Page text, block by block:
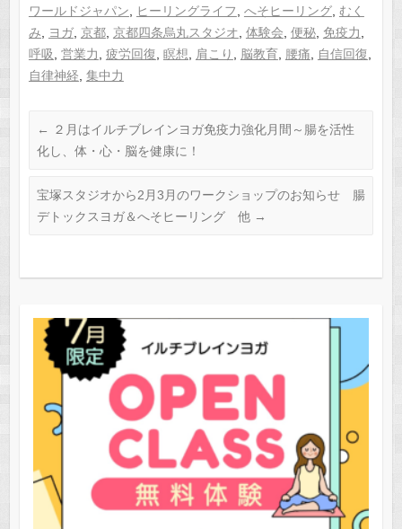
ワールドジャパン ヒーリングライフ へそヒーリング, むく
み
ヨガ, 京都, 京都四条烏丸スタジオ 体験会 便秘, 免疫力
呼吸
営業力 疲労回復 瞑想 肩こり 脳教育, 腰痛 自信回復
自律神経 集中力
←
２月はイルチブレインヨガ免疫力強化月間～腸を活性
化し、体・心・脳を健康に！
宝塚スタジオから2月3月のワークショップのお知らせ 腸
デトックスヨガ＆へそヒーリング 他 →